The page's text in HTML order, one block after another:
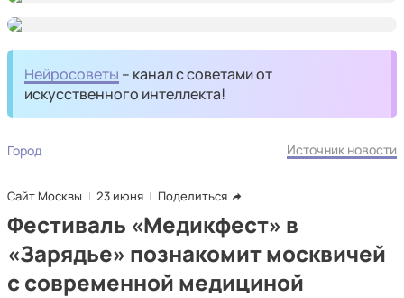
Нейросоветы – канал с советами от
искусственного интеллекта!
Город Источник новости
Сайт Москвы 23 июня Поделиться
Фестиваль «Медикфест» в
«Зарядье» познакомит москвичей
с современной медициной